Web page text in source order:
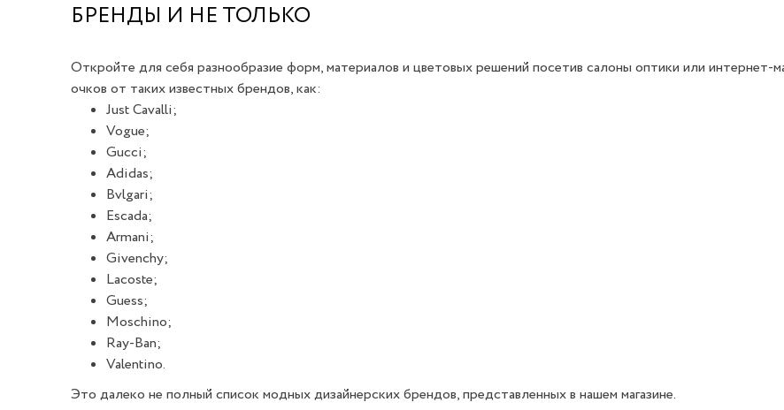
БРЕНДЫ И НЕ ТОЛЬКО
Откройте для себя разнообразие форм, материалов и цветовых решений посетив салоны оптики или интернет-
очков от таких известных брендов, как:
Just Cavalli;
Vogue;
Gucci;
Adidas;
Bvlgari;
Escada;
Armani;
Givenchy;
Lacoste;
Guess;
Moschino;
Ray-Ban;
Valentino.
Это далеко не полный список модных дизайнерских брендов, представленных в нашем магазине.